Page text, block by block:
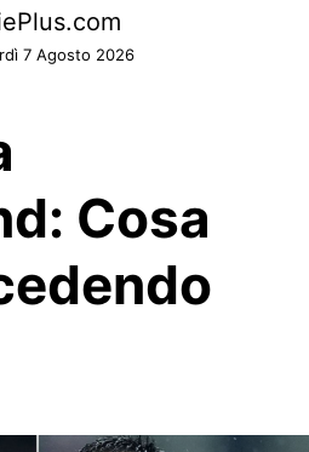
7 Agosto 2026
Cosa